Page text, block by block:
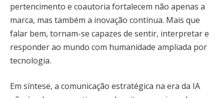
pertencimento e coautoria fortalecem não apenas a
marca, mas também a inovação contínua. Mais que
falar bem, tornam-se capazes de sentir, interpretar e
responder ao mundo com humanidade ampliada por
tecnologia.
Em síntese, a comunicação estratégica na era da IA